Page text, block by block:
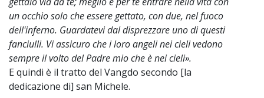
un occhio solo che essere gettato, con due, nel fuoco
dell'inferno. Guardatevi dal disprezzare uno di questi
fanciulli. Vi assicuro che i loro angeli nei cieli vedono
sempre il volto del Padre mio che è nei cieli».
E quindi è il tratto del Vangdo secondo [la
dedicazione di] san Michele.